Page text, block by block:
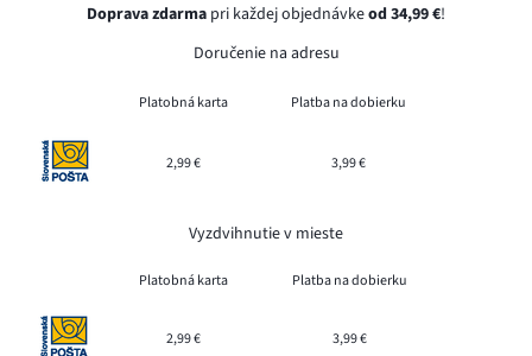
Doprava zdarma pri každej objednávkeod 34,99 €!
Doručenie na adresu
Platobná karta Platba na dobierku
2,99 € 3,99 €
Vyzdvihnutie v mieste
Platobná karta Platba na dobierku
2,99 € 3,99 €